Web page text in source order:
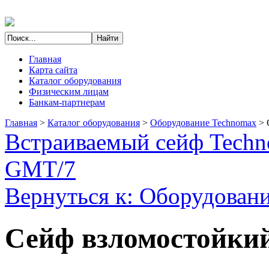
Главная
Карта сайта
Каталог оборудования
Физическим лицам
Банкам-партнерам
Главная > Каталог оборудования > Оборудование Technomax >
Встраиваемый сейф
GMT/7
Вернуться к:
Сейф